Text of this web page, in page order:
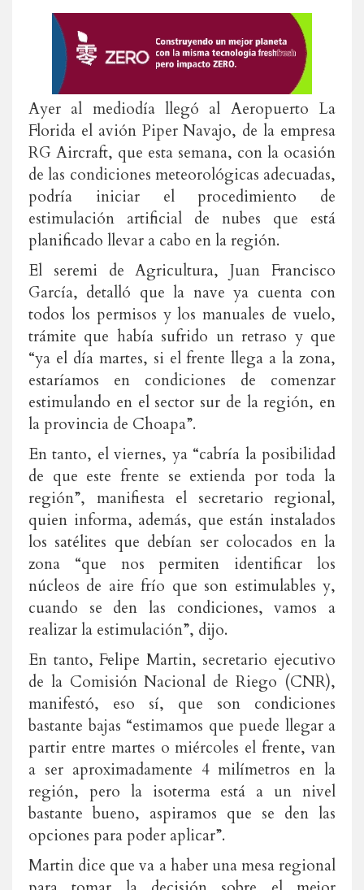
Ayer al mediodía llegó al Aeropuerto La
Florida el avión Piper Navajo, de la empresa
RG Aircraft, que esta semana, con la ocasión
de las condiciones meteorológicas adecuadas,
podría iniciar el procedimiento de
estimulación artificial de nubes que está
planificado llevar a cabo en la región.
El seremi de Agricultura, Juan Francisco
García, detalló que la nave ya cuenta con
todos los permisos y los manuales de vuelo,
trámite que había sufrido un retraso y que
“ya el día martes, si el frente llega a la zona,
estaríamos en condiciones de comenzar
estimulando en el sector sur de la región, en
la provincia de Choapa”.
En tanto, el viernes, ya “cabría la posibilidad
de que este frente se extienda por toda la
región”, manifiesta el secretario regional,
quien informa, además, que están instalados
los satélites que debían ser colocados en la
zona “que nos permiten identificar los
núcleos de aire frío que son estimulables y,
cuando se den las condiciones, vamos a
realizar la estimulación”, dijo.
En tanto, Felipe Martin, secretario ejecutivo
de la Comisión Nacional de Riego (CNR),
manifestó, eso sí, que son condiciones
bastante bajas “estimamos que puede llegar a
partir entre martes o miércoles el frente, van
a ser aproximadamente 4 milímetros en la
región, pero la isoterma está a un nivel
bastante bueno, aspiramos que se den las
opciones para poder aplicar”.
Martin dice que va a haber una mesa regional